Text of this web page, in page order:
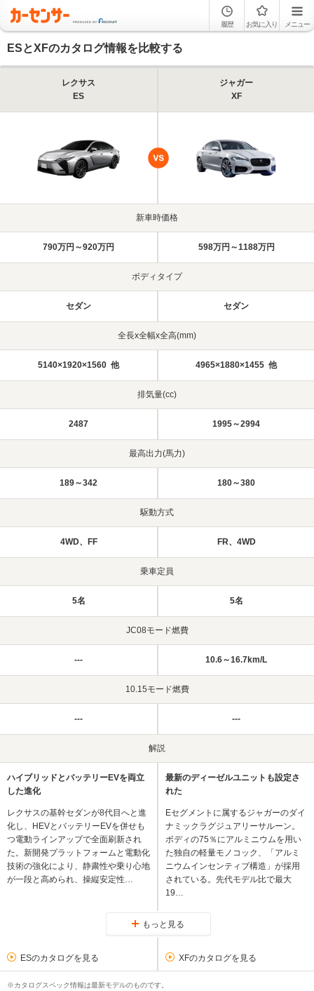
履歴 お気に入り メニュー
ESとXFのカタログ情報を比較する
レクサス
ES
ジャガー
XF
新車時価格
790万円～920万円 598万円～1188万円
ボディタイプ
セダン セダン
全長x全幅x全高(mm)
5140×1920×1560 他 4965×1880×1455 他
排気量(cc)
2487 1995～2994
最高出力(馬力)
189～342 180～380
駆動方式
4WD、FF FR、4WD
乗車定員
5名 5名
JC08モード燃費
--- 10.6～16.7km/L
10.15モード燃費
--- ---
解説
ハイブリッドとバッテリーEVを両立
した進化
レクサスの基幹セダンが8代目へと進
化し、HEVとバッテリーEVを併せも
つ電動ラインアップで全面刷新され
た。新開発プラットフォームと電動化
技術の強化により、静粛性や乗り心地
が一段と高められ、操縦安定性…
最新のディーゼルユニットも設定さ
れた
Eセグメントに属するジャガーのダイ
ナミックラグジュアリーサルーン。
ボディの75％にアルミニウムを用い
た独自の軽量モノコック、「アルミ
ニウムインセンティブ構造」が採用
されている。先代モデル比で最大
19…
もっと見る
ESのカタログを見る XFのカタログを見る
※カタログスペック情報は最新モデルのものです。